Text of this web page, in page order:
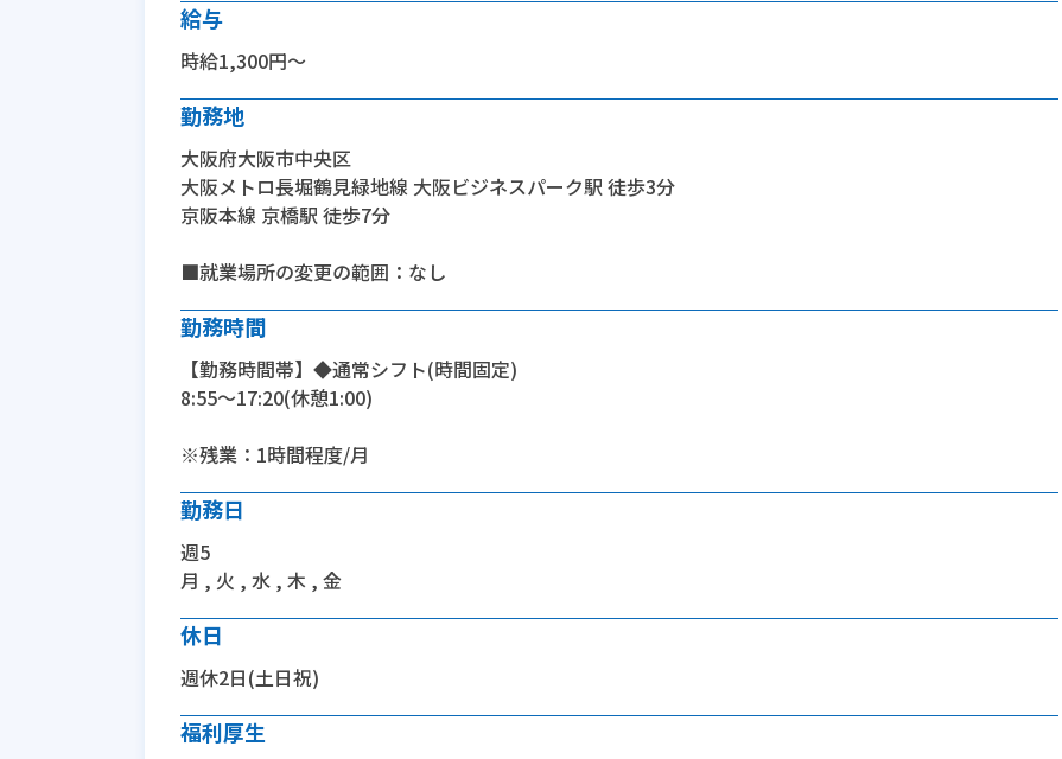
給与
時給1,300円～
勤務地
大阪府大阪市中央区
大阪メトロ長堀鶴見緑地線 大阪ビジネスパーク駅 徒歩3分
京阪本線 京橋駅 徒歩7分
■就業場所の変更の範囲：なし
勤務時間
【勤務時間帯】◆通常シフト(時間固定)
8:55〜17:20(休憩1:00)
※残業：1時間程度/月
勤務日
週5
月 , 火 , 水 , 木 , 金
休日
週休2日(土日祝)
福利厚生